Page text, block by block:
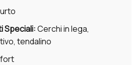
Speciali:Cerchi in lega,
tendalino